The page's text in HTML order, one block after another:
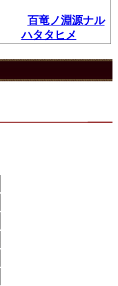
百竜ノ淵源ナル
ハタタヒメ